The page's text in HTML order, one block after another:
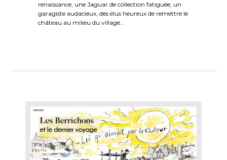
renaissance, une Jaguar de collection fatiguée, un
garagiste audacieux, des élus heureux de remettre le
château au milieu du village…